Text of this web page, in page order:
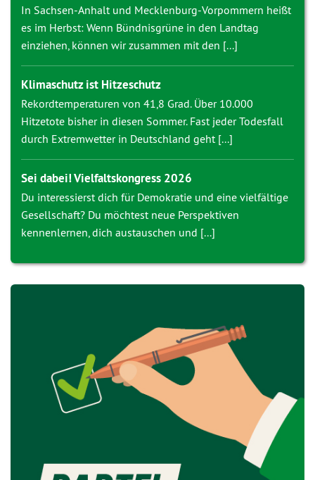
In Sachsen-Anhalt und Mecklenburg-Vorpommern heißt
es im Herbst: Wenn Bündnisgrüne in den Landtag
einziehen, können wir zusammen mit den [...]
Klimaschutz ist Hitzeschutz
Rekordtemperaturen von 41,8 Grad. Über 10.000
Hitzetote bisher in diesen Sommer. Fast jeder Todesfall
durch Extremwetter in Deutschland geht [...]
Sei dabei! Vielfaltskongress 2026
Du interessierst dich für Demokratie und eine vielfältige
Gesellschaft? Du möchtest neue Perspektiven
kennenlernen, dich austauschen und [...]